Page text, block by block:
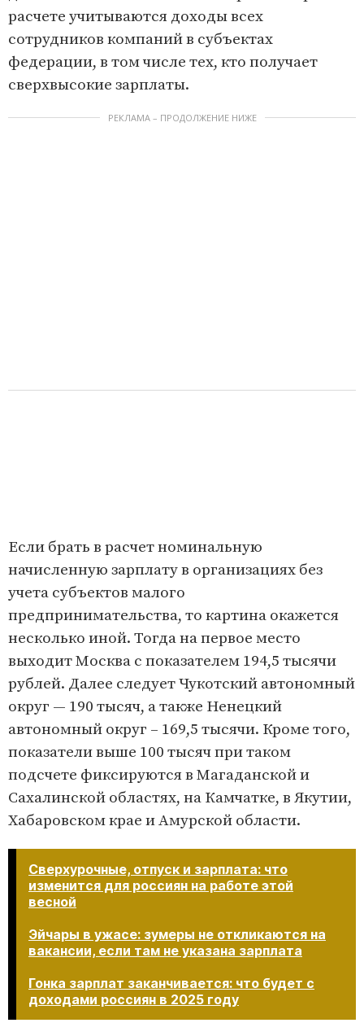
расчете учитываются доходы всех
сотрудников компаний в субъектах
федерации, в том числе тех, кто получает
сверхвысокие зарплаты.
РЕКЛАМА – ПРОДОЛЖЕНИЕ НИЖЕ
Если брать в расчет номинальную
начисленную зарплату в организациях без
учета субъектов малого
предпринимательства, то картина окажется
несколько иной. Тогда на первое место
выходит Москва с показателем 194,5 тысячи
рублей. Далее следует Чукотский автономный
округ — 190 тысяч, а также Ненецкий
автономный округ – 169,5 тысячи. Кроме того,
показатели выше 100 тысяч при таком
подсчете фиксируются в Магаданской и
Сахалинской областях, на Камчатке, в Якутии,
Хабаровском крае и Амурской области.
Сверхурочные, отпуск и зарплата: что
изменится для россиян на работе этой
весной
Эйчары в ужасе: зумеры не откликаются на
вакансии, если там не указана зарплата
Гонка зарплат заканчивается: что будет с
доходами россиян в 2025 году​​​​​​​